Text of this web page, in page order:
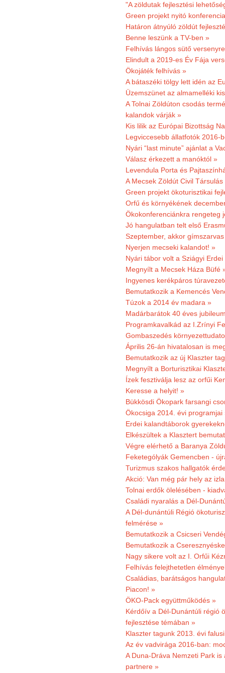
"A zöldutak fejlesztési
Green projekt nyitó
Határon átnyúló zöldút
Benne leszünk a TV-ben »
Felhívás lángos sütő
Elindult a 2019-es Év Fája
Ökojáték felhívás »
A bátaszéki tölgy lett idén az
Üzemszünet az almamelléki
A Tolnai Zöldúton csodás
kalandok várják »
Kis lilik az Európai Bizottság
Legviccesebb állatfotók 2016-
Nyári “last minute” ajánlat a
Válasz érkezett a manóktól »
Levendula Porta és
A Mecsek Zöldút Civil
Green projekt ökoturisztikai
Orfű és környékének
Ökokonferenciánkra rengeteg
Jó hangulatban telt első
Szeptember, akkor
Nyerjen mecseki kalandot! »
Nyári tábor volt a Sziágyi
Megnyílt a Mecsek Háza Büfé
Ingyenes kerékpáros
Bemutatkozik a Kemencés
Túzok a 2014 év madara »
Madárbarátok 40 éves
Programkavalkád az I.Zrínyi
Gombaszedés
Április 26-án hivatalosan is
Bemutatkozik az új Klaszter
Megnyílt a Borturisztikai
Ízek fesztiválja lesz az orfűi
Keresse a helyit! »
Bükkösdi Ökopark farsangi
Ökocsiga 2014. évi programjai
Erdei kalandtáborok
Elkészültek a Klasztert
Végre elérhető a Baranya
Feketególyák Gemencben -
Turizmus szakos hallgatók
Akció: Van még pár hely az
Tolnai erdők ölelésében -
Családi nyaralás a Dél-
A Dél-dunántúli Régió
felmérése »
Bemutatkozik a Csicseri
Bemutatkozik a
Nagy sikere volt az I. Orfűi
Felhívás felejthetetlen
Családias, barátságos
Piacon! »
ÖKO-Pack együttműködés »
Kérdőív a Dél-Dunántúli régió
fejlesztése témában »
Klaszter tagunk 2013. évi
Az év vadvirága 2016-ban:
A Duna-Dráva Nemzeti Park
partnere »